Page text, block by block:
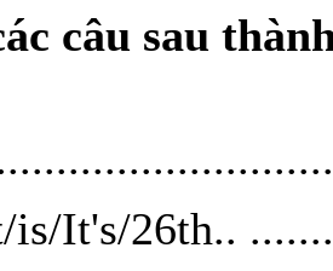
câu sau
is/
is/It's/26th..